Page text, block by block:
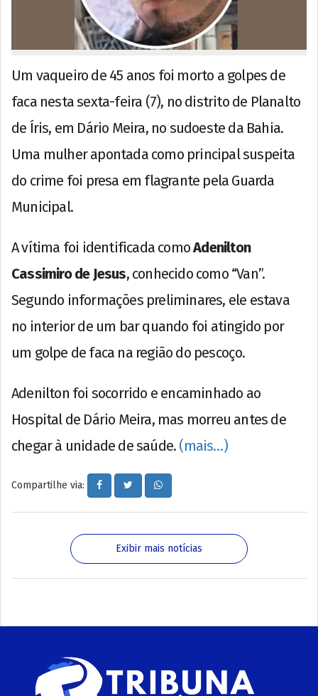
Um vaqueiro de 45 anos foi morto a golpes de
faca nesta sexta-feira (7), no distrito de Planalto
de Íris, em Dário Meira, no sudoeste da Bahia.
Uma mulher apontada como principal suspeita
do crime foi presa em flagrante pela Guarda
Municipal.
A vítima foi identificada comoAdenilton
Cassimiro de Jesus, conhecido como “Van”.
Segundo informações preliminares, ele estava
no interior de um bar quando foi atingido por
um golpe de faca na região do pescoço.
Adenilton foi socorrido e encaminhado ao
Hospital de Dário Meira, mas morreu antes de
chegar à unidade de saúde. (mais…)
Compartilhe via:
Exibir mais notícias